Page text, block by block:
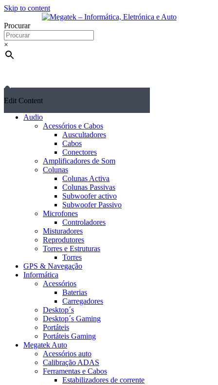
Skip to content
Procurar
×
Edit Content
Audio
Acessórios e Cabos
Auscultadores
Cabos
Conectores
Amplificadores de Som
Colunas
Colunas Activa
Colunas Passivas
Subwoofer activo
Subwoofer Passivo
Microfones
Controladores
Misturadores
Reprodutores
Torres e Estruturas
Torres
GPS & Navegação
Informática
Acessórios
Baterias
Carregadores
Desktop´s
Desktop´s Gaming
Portáteis
Portáteis Gaming
Megatek Auto
Acessórios auto
Calibração ADAS
Ferramentas e Cabos
Estabilizadores de corrente